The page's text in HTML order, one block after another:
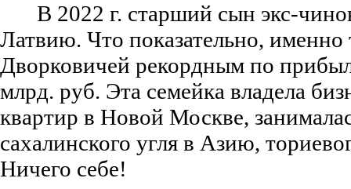
В 2022 г. старший сын экс-
Латвию. Что показательно, именно
Дворковичей рекордным по
млрд. руб. Эта семейка владела
квартир в Новой Москве,
сахалинского угля в Азию,
Ничего себе!